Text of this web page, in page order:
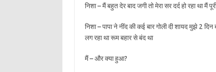
निशा – मैं बहुत देर बाद जगी तो मेरा सर दर्द हो रहा था मैं
निशा – पापा ने नींद की कई बार गोली दी शायद मुझे 2
लग रहा था रूम बहार से बंद था
मैं – और क्या हुआ?